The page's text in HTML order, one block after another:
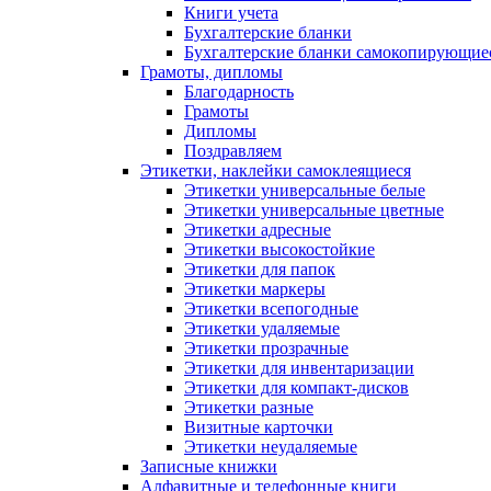
Книги учета
Бухгалтерские бланки
Бухгалтерские бланки
Грамоты, дипломы
Благодарность
Грамоты
Дипломы
Поздравляем
Этикетки, наклейки самоклеящиеся
Этикетки универсальные белые
Этикетки универсальные цветные
Этикетки адресные
Этикетки высокостойкие
Этикетки для папок
Этикетки маркеры
Этикетки всепогодные
Этикетки удаляемые
Этикетки прозрачные
Этикетки для инвентаризации
Этикетки для компакт-дисков
Этикетки разные
Визитные карточки
Этикетки неудаляемые
Записные книжки
Алфавитные и телефонные книги